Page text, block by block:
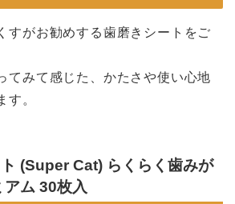
すがお勧めする歯磨きシートをご
てみて感じた、かたさや使い心地
す。
(Super Cat) らくらく歯みが
アム 30枚入